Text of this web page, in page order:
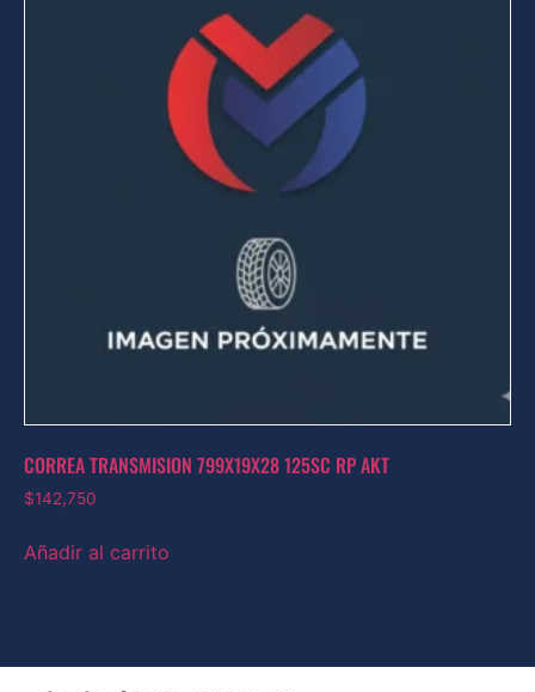
CORREA TRANSMISION 799X19X28 125SC RP AKT
$142,750
Añadir al carrito